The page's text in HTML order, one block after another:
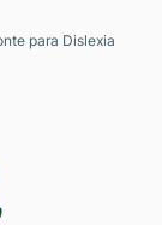
links
para Dislexia